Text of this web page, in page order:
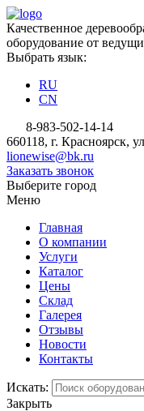
Качественное
оборудование от
Выбрать язык:
RU
CN
8-983-502-14-14
660118, г. Красноярск,
lionewise@bk.ru
Заказать звонок
Выберите город
Меню
Главная
О компании
Услуги
Каталог
Цены
Склад
Галерея
Отзывы
Новости
Контакты
Искать:
Закрыть